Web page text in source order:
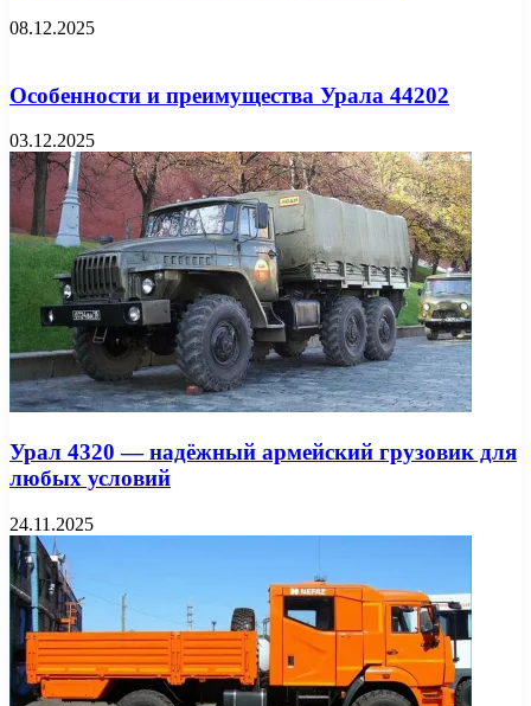
08.12.2025
Особенности и преимущества Урала 44202
03.12.2025
Урал 4320 — надёжный армейский грузовик для
любых условий
24.11.2025